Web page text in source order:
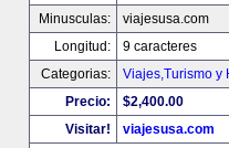
Minusculas:
viajesusa.com
Longitud:
9 caracteres
Categorias:
Viajes,Turismo y
Precio:
$2,400.00
Visitar!
viajesusa.com